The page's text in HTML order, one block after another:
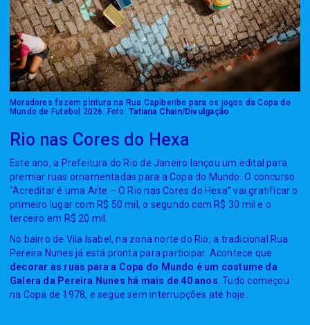
Moradores fazem pintura na Rua Capiberibe para os jogos da Copa do
Mundo de Futebol 2026. Foto:Tatiana Chain/Divulgação
Rio nas Cores do Hexa
Este ano, a Prefeitura do Rio de Janeiro lançou um edital para
premiar ruas ornamentadas para a Copa do Mundo. O concurso
“Acreditar é uma Arte – O Rio nas Cores do Hexa” vai gratificar o
primeiro lugar com R$ 50 mil, o segundo com R$ 30 mil e o
terceiro em R$ 20 mil.
No bairro de Vila Isabel, na zona norte do Rio, a tradicional Rua
Pereira Nunes já está pronta para participar. Acontece que
decorar as ruas para a Copa do Mundo é um costume da
Galera da Pereira Nunes há mais de 40 anos . Tudo começou
na Copa de 1978, e segue sem interrupções até hoje.